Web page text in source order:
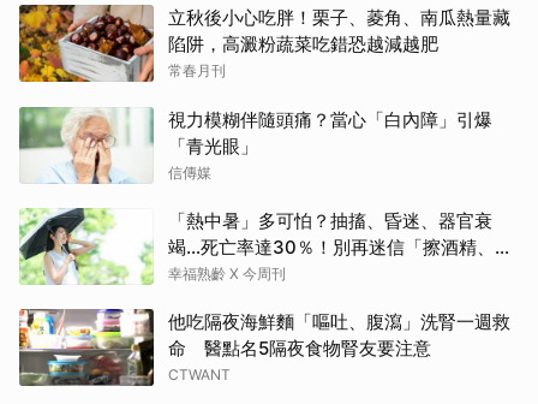
立秋後小心吃胖！栗子、菱角、南瓜熱量藏
陷阱，高澱粉蔬菜吃錯恐越減越肥
常春月刊
視力模糊伴隨頭痛？當心「白內障」引爆
「青光眼」
信傳媒
「熱中暑」多可怕？抽搐、昏迷、器官衰
竭…死亡率達30％！別再迷信「擦酒精、吃
退燒藥」，5招才能真救命
幸福熟齡 X 今周刊
他吃隔夜海鮮麵「嘔吐、腹瀉」洗腎一週救
命 醫點名5隔夜食物腎友要注意
CTWANT